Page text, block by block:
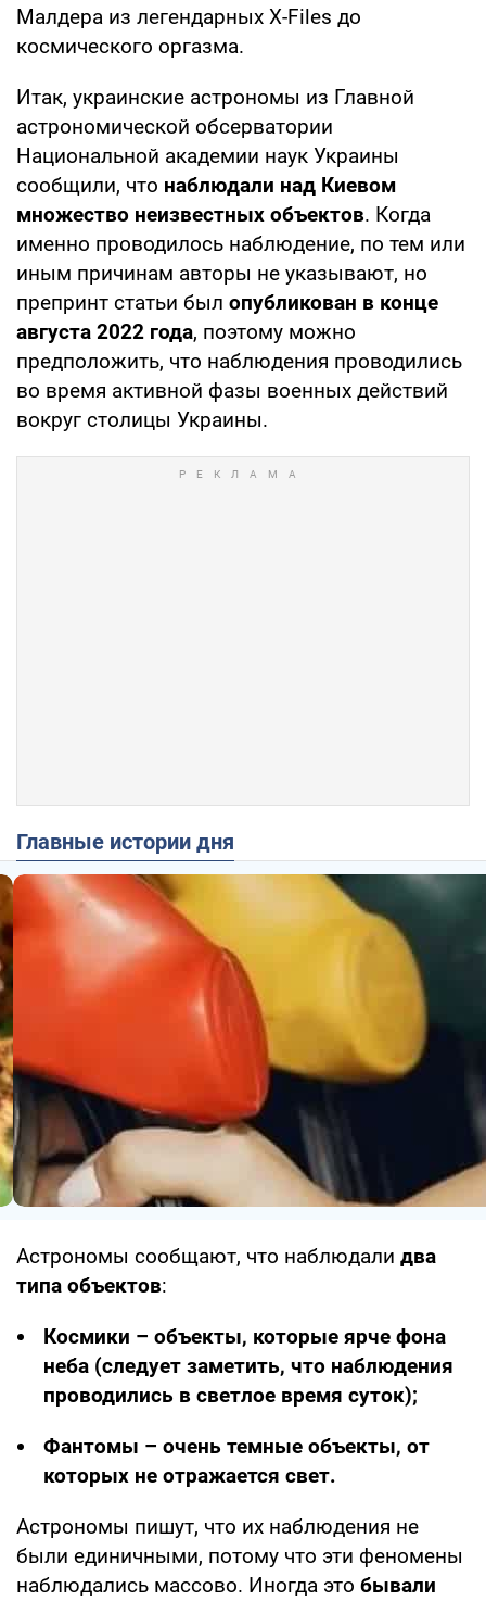
Малдера из легендарных X-Files до
космического оргазма.
Итак, украинские астрономы из Главной
астрономической обсерватории
Национальной академии наук Украины
сообщили, что наблюдали над Киевом
множество неизвестных объектов. Когда
именно проводилось наблюдение, по тем или
иным причинам авторы не указывают, но
препринт статьи был опубликован в конце
августа 2022 года, поэтому можно
предположить, что наблюдения проводились
во время активной фазы военных действий
вокруг столицы Украины.
Главные истории дня
Астрономы сообщают, что наблюдали два
типа объектов:
Космики – объекты, которые ярче фона
неба (следует заметить, что наблюдения
проводились в светлое время суток);
Фантомы – очень темные объекты, от
которых не отражается свет.
Астрономы пишут, что их наблюдения не
были единичными, потому что эти феномены
наблюдались массово. Иногда это бывали